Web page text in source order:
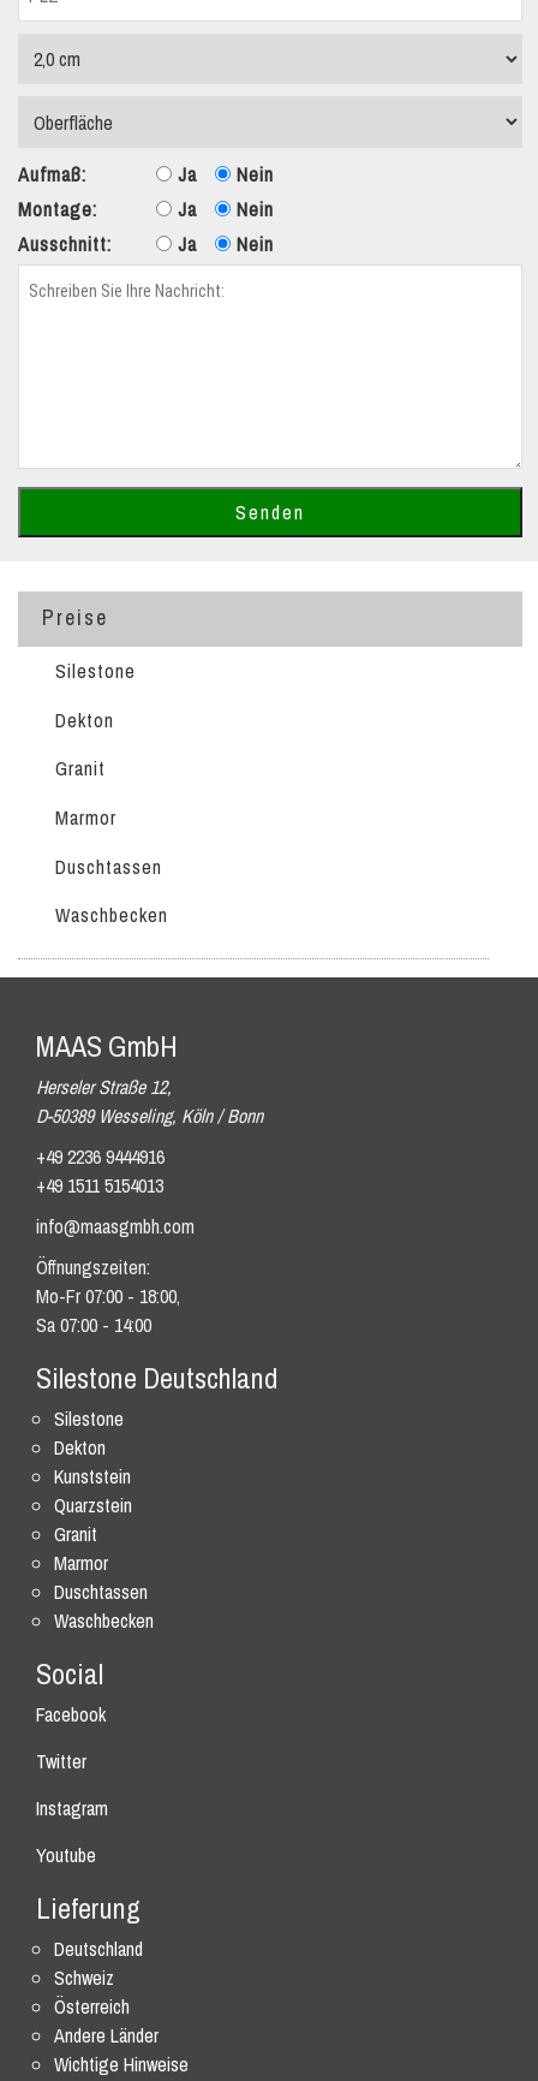
Aufmaß: Ja
Nein
Montage:
Ja
Nein
Ausschnitt:
Ja Nein
Preise
Silestone
Dekton
Granit
Marmor
Duschtassen
Waschbecken
MAAS GmbH
Herseler Straße 12,
D-50389 Wesseling, Köln / Bonn
+49 2236 9444916
+49 1511 5154013
info@maasgmbh.com
Öffnungszeiten:
Mo-Fr 07:00 - 18:00,
Sa 07:00 - 14:00
Silestone Deutschland
Silestone
Dekton
Kunststein
Quarzstein
Granit
Marmor
Duschtassen
Waschbecken
Social
Facebook
Twitter
Instagram
Youtube
Lieferung
Deutschland
Schweiz
Österreich
Andere Länder
Wichtige Hinweise